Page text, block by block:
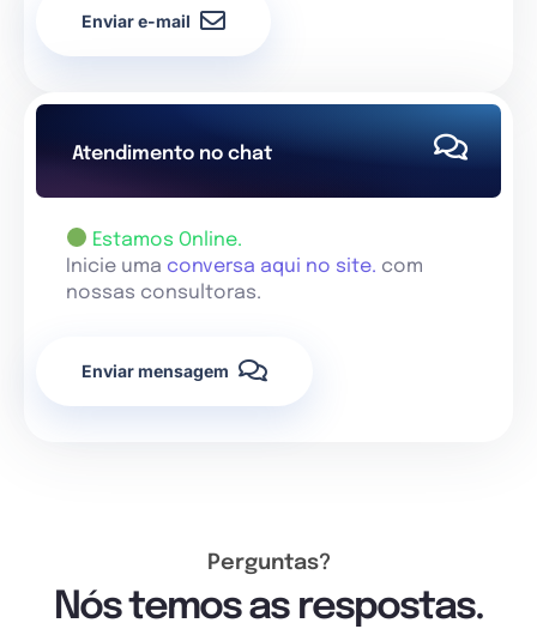
Enviar e-mail
Atendimento no chat
Estamos Online.
Inicie uma conversa aqui no site. com
nossas consultoras.
Enviar mensagem
Perguntas?
Nós temos as respostas.